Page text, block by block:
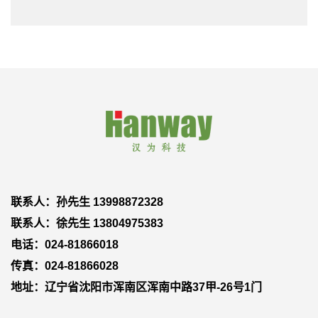
联系人：孙先生 13998872328
联系人：徐先生 13804975383
电话：024-81866018
传真：024-81866028
地址：辽宁省沈阳市浑南区浑南中路37甲-26号1门